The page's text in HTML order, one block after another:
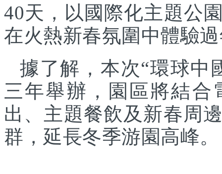
40天，以國際化主題公
在火熱新春氛圍中體驗
據了解，本次“環球中
三年舉辦，園區將結合
出、主題餐飲及新春周
群，延長冬季游園高峰。